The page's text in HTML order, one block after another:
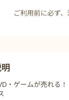
ご利用前に必ず、
・ゲームが売れる！